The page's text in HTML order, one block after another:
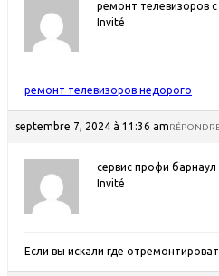
ремонт телевизоров
Invité
ремонт телевизоров недорого
septembre 7, 2024 à 11:36 am
сервис профи барнаул
Invité
Если вы искали где